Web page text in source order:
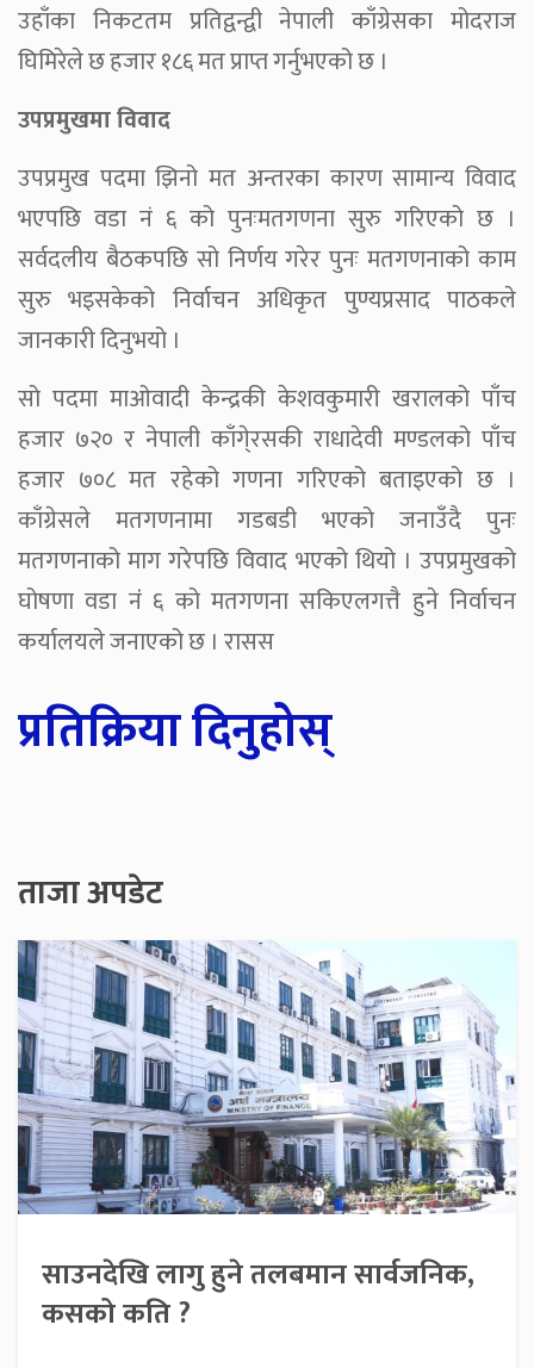
उहाँका निकटतम प्रतिद्वन्द्वी नेपाली काँग्रेसका मोदराज
घिमिरेले छ हजार १८६ मत प्राप्त गर्नुभएको छ ।
उपप्रमुखमा विवाद
उपप्रमुख पदमा झिनो मत अन्तरका कारण सामान्य विवाद
भएपछि वडा नं ६ को पुनःमतगणना सुरु गरिएको छ ।
सर्वदलीय बैठकपछि सो निर्णय गरेर पुनः मतगणनाको काम
सुरु भइसकेको निर्वाचन अधिकृत पुण्यप्रसाद पाठकले
जानकारी दिनुभयो ।
सो पदमा माओवादी केन्द्रकी केशवकुमारी खरालको पाँच
हजार ७२० र नेपाली काँगे्रसकी राधादेवी मण्डलको पाँच
हजार ७०८ मत रहेको गणना गरिएको बताइएको छ ।
काँग्रेसले मतगणनामा गडबडी भएको जनाउँदै पुनः
मतगणनाको माग गरेपछि विवाद भएको थियो । उपप्रमुखको
घोषणा वडा नंं ६ को मतगणना सकिएलगत्तै हुने निर्वाचन
कर्यालयले जनाएको छ । रासस
प्रतिक्रिया दिनुहोस्
ताजा अपडेट
साउनदेखि लागु हुने तलबमान सार्वजनिक,
कसको कति ?